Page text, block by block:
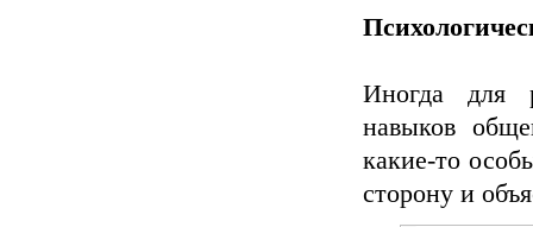
Иногда для
навыков
какие-то
сторону и